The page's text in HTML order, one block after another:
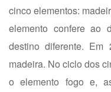
cinco elementos:
elemento confere ao
destino diferente.
madeira. No ciclo dos
o elemento fogo e,